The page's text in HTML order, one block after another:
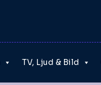
TV, Ljud & Bild